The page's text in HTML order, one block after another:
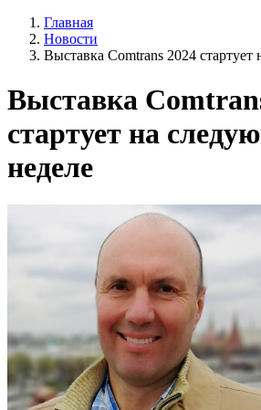
Главная
Новости
Выставка Comtrans 2024
Выставка
стартует на
неделе